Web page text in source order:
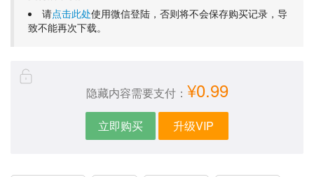
请点击此处使用微信登陆，否则将不会保存购买记录，导
致不能再次下载。
隐藏内容需要支付： ¥0.99
立即购买 升级VIP